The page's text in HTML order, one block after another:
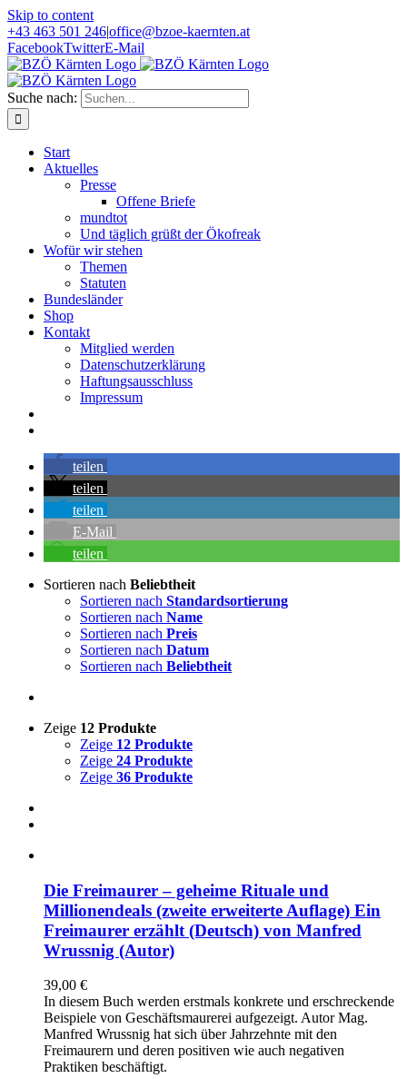
Skip to content
+43 463 501 246|office@bzoe-kaernten.at
FacebookTwitterE-Mail
Suche nach:
Start
Aktuelles
Presse
Offene Briefe
mundtot
Und täglich grüßt der Ökofreak
Wofür wir stehen
Themen
Statuten
Bundesländer
Shop
Kontakt
Mitglied werden
Datenschutzerklärung
Haftungsausschluss
Impressum
teilen
teilen
teilen
E-Mail
teilen
Sortieren nach Beliebtheit
Sortieren nach Standardsortierung
Sortieren nach Name
Sortieren nach Preis
Sortieren nach Datum
Sortieren nach Beliebtheit
Zeige 12 Produkte
Zeige 12 Produkte
Zeige 24 Produkte
Zeige 36 Produkte
Die Freimaurer – geheime Rituale und
Millionendeals (zweite erweiterte Auflage) Ein
Freimaurer erzählt (Deutsch) von Manfred
Wrussnig (Autor)
39,00 €
In diesem Buch werden erstmals konkrete und erschreckende
Beispiele von Geschäftsmaurerei aufgezeigt. Autor Mag.
Manfred Wrussnig hat sich über Jahrzehnte mit den
Freimaurern und deren positiven wie auch negativen
Praktiken beschäftigt.